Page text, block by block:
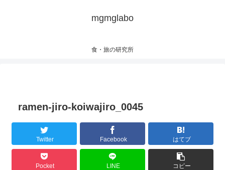
mgmglabo
食・旅の研究所
ramen-jiro-koiwajiro_0045
Twitter Facebook はてブ
Pocket LINE コピー